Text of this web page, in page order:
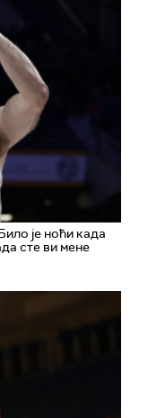
је ноћи када
сте ви мене